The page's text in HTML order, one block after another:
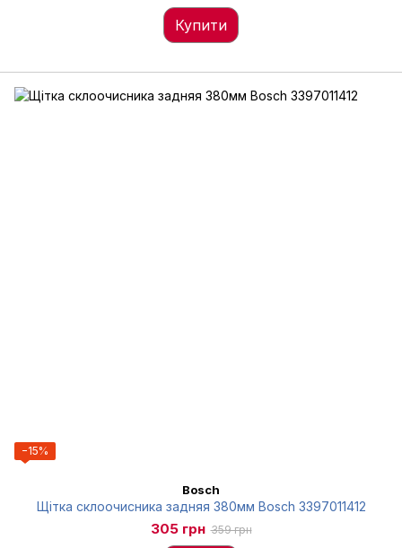
Купити
−15%
Bosch
Щітка склоочисника задняя 380мм Bosch 3397011412
305 грн 359 грн